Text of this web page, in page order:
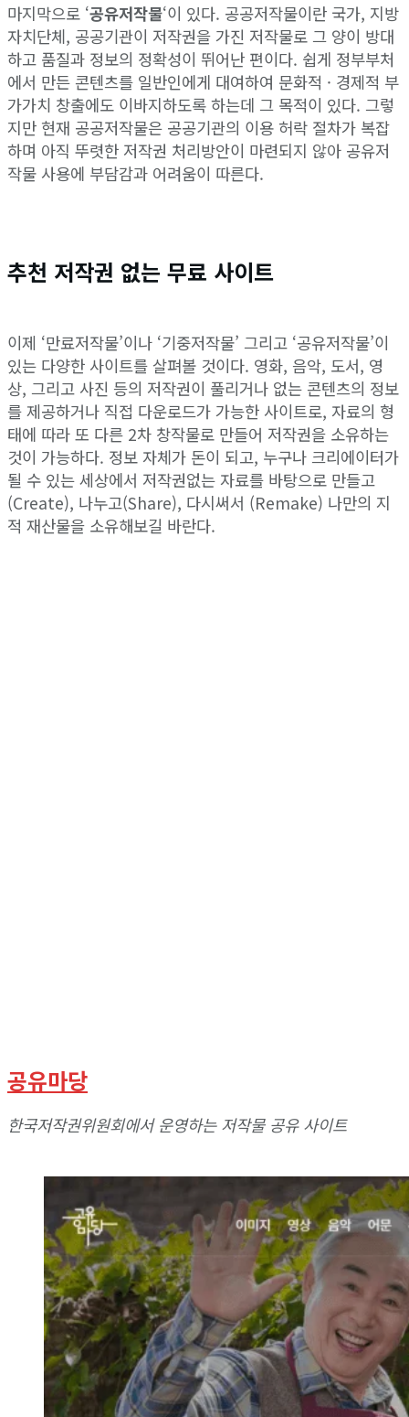
마지막으로 ‘공유저작물‘이 있다. 공공저작물이란 국가, 지방
자치단체, 공공기관이 저작권을 가진 저작물로 그 양이 방대
하고 품질과 정보의 정확성이 뛰어난 편이다. 쉽게 정부부처
에서 만든 콘텐츠를 일반인에게 대여하여 문화적 · 경제적 부
가가치 창출에도 이바지하도록 하는데 그 목적이 있다. 그렇
지만 현재 공공저작물은 공공기관의 이용 허락 절차가 복잡
하며 아직 뚜렷한 저작권 처리방안이 마련되지 않아 공유저
작물 사용에 부담감과 어려움이 따른다.
추천 저작권 없는 무료 사이트
이제 ‘만료저작물’이나 ‘기중저작물’ 그리고 ‘공유저작물’이
있는 다양한 사이트를 살펴볼 것이다. 영화, 음악, 도서, 영
상, 그리고 사진 등의 저작권이 풀리거나 없는 콘텐츠의 정보
를 제공하거나 직접 다운로드가 가능한 사이트로, 자료의 형
태에 따라 또 다른 2차 창작물로 만들어 저작권을 소유하는
것이 가능하다. 정보 자체가 돈이 되고, 누구나 크리에이터가
될 수 있는 세상에서 저작권없는 자료를 바탕으로 만들고
(Create), 나누고(Share), 다시써서 (Remake) 나만의 지
적 재산물을 소유해보길 바란다.
공유마당
한국저작권위원회에서 운영하는 저작물 공유 사이트